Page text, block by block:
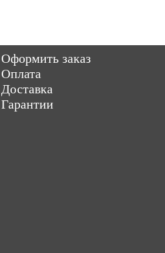
Оформить заказ
Оплата
Доставка
Гарантии